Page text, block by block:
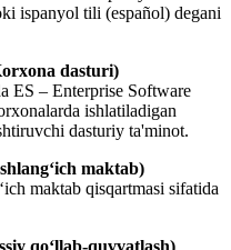
ispanyol tili (español) degani
dasturi)
ES – Enterprise Software
ishlatiladigan
dasturiy ta'minot.
maktab)
maktab qisqartmasi sifatida
qo‘llab-quvvatlash)